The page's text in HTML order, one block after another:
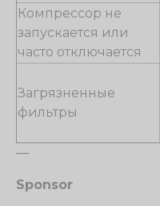
Компрессор не
запускается или
часто отключается
Загрязненные
фильтры
—
Sponsor